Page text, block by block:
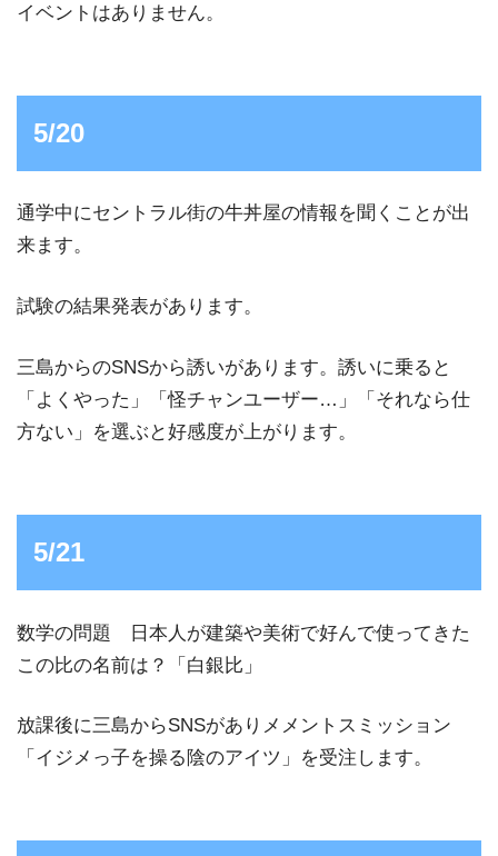
イベントはありません。
5/20
通学中にセントラル街の牛丼屋の情報を聞くことが出
来ます。
試験の結果発表があります。
三島からのSNSから誘いがあります。誘いに乗ると
「よくやった」「怪チャンユーザー…」「それなら仕
方ない」を選ぶと好感度が上がります。
5/21
数学の問題 日本人が建築や美術で好んで使ってきた
この比の名前は？「白銀比」
放課後に三島からSNSがありメメントスミッション
「イジメっ子を操る陰のアイツ」を受注します。